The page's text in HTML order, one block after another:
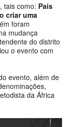
tais como: Pais
criar uma
foram
mudança
do distrito
o evento com
evento, além de
da África